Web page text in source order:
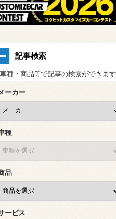
記事検索
種・商品等で記事の検索ができます
ーカー
種
品
ービス